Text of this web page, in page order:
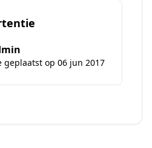
geplaatst op 06 jun 2017